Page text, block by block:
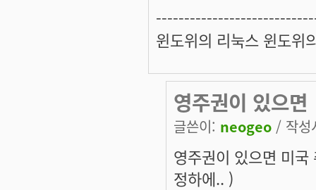
윈도위의 리눅스 윈도위
영주권이 있으면
글쓴이: neogeo / 작
영주권이 있으면 미
정하에.. )